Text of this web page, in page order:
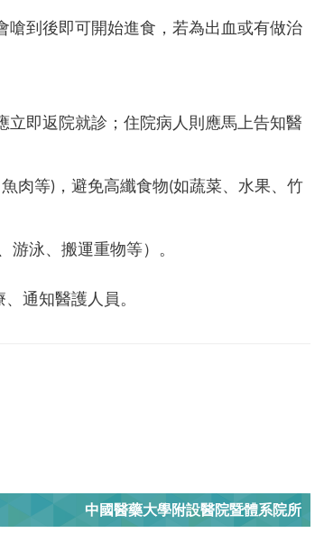
到後即可開始進食，若為出血或有做治
即返院就診；住院病人則應馬上告知醫
肉等)，避免高纖食物(如蔬菜、水果、竹
泳、搬運重物等）。
通知醫護人員。
中國醫藥大學附設醫院暨體系院所